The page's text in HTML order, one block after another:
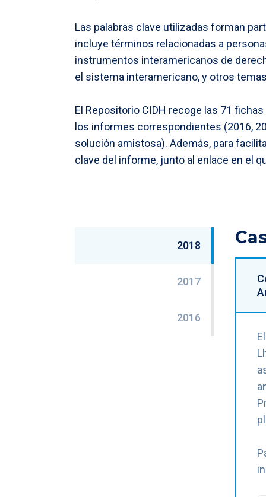
Las palabras clave utilizadas forman
incluye términos relacionadas a
instrumentos interamericanos de
el sistema interamericano, y otros
El Repositorio CIDH recoge las 71
los informes correspondientes (2016,
solución amistosa). Además, para
clave del informe, junto al enlace en el
2018
2017
2016